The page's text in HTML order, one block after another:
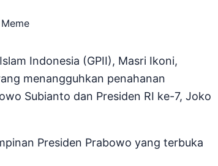
Indonesia (GPII), Masri Ikoni,
menangguhkan penahanan
Subianto dan Presiden RI ke-7, Joko
Presiden Prabowo yang terbuka